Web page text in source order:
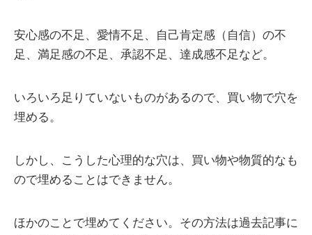
安心感の不足、愛情不足、自己肯定感（自信）の不
足、満足感の不足、承認不足、達成感不足など。
いろいろ足りていないものがあるので、買い物で穴を
埋める。
しかし、こうした心理的な穴は、買い物や物質的なも
ので埋めることはできません。
ほかのことで埋めてください。その方法は過去記事に